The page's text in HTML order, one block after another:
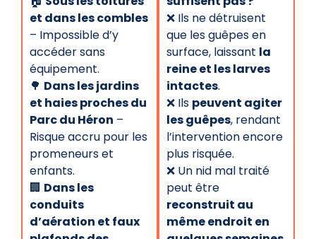
et dans les combles
– Impossible d’y
accéder sans
équipement.
🌳 Dans les jardins
et haies proches du
Parc du Héron –
Risque accru pour les
promeneurs et
enfants.
🏢 Dans les
conduits
d’aération et faux
❌ Ils ne détruisent
que les guêpes en
surface, laissant la
reine et les larves
intactes.
❌ Ils peuvent agiter
les guêpes, rendant
l’intervention encore
plus risquée.
❌ Un nid mal traité
peut être
reconstruit au
même endroit en